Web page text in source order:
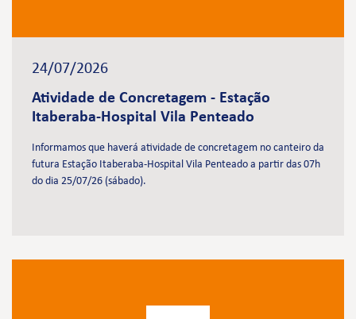
24/07/2026
Atividade de Concretagem - Estação
Itaberaba-Hospital Vila Penteado
Informamos que haverá atividade de concretagem no canteiro da
futura Estação Itaberaba-Hospital Vila Penteado a partir das 07h
do dia 25/07/26 (sábado).